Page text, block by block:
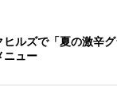
ヒルズで「夏の激辛
ニュー